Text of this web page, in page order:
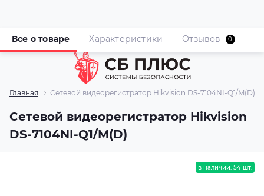
Главная Сетевой видеорегистратор Hikvision DS-7104NI-Q1/M(D)
Сетевой видеорегистратор Hikvision
DS-7104NI-Q1/M(D)
Все о товаре Характеристики Отзывов 0
в наличии: 54 шт.